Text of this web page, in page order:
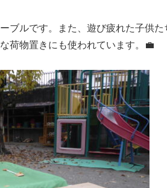
ブルです。また、遊び疲れた子供
荷物置きにも使われています。💼